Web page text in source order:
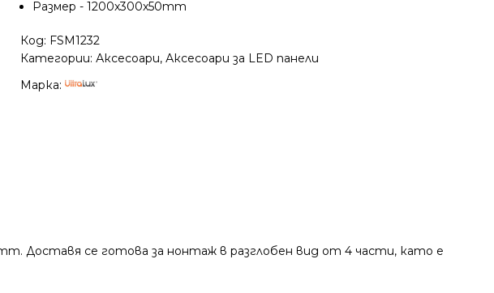
1200х300мм
Размер - 1200x300x50mm
Код: FSM1232
Категории: Аксесоари, Аксесоари за LED панели
Марка:
Доставя се готова за нонтаж в разглобен вид от 4 части, като е